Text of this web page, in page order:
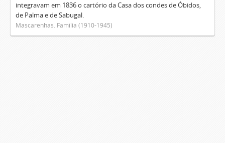
integravam em 1836 o cartório da Casa dos condes de Óbidos,
de Palma e de Sabugal.
Mascarenhas. Família (1910-1945)